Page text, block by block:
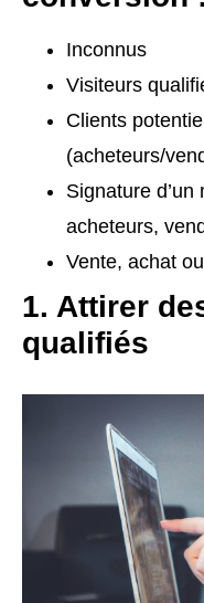
Inconnus
Visiteurs
Clients
(acheteurs/
Signature
acheteurs,
Vente, achat
1. Attirer
qualifiés